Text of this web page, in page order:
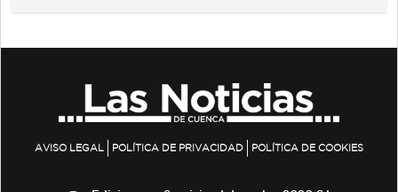
AVISO LEGAL POLÍTICA DE PRIVACIDAD POLÍTICA DE COOKIES